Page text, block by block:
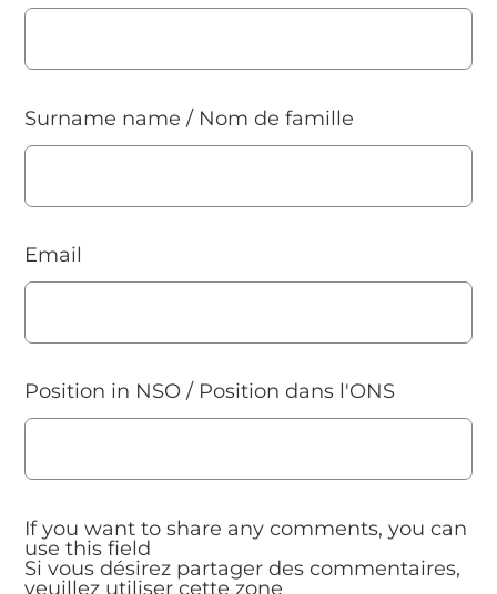
Surname name / Nom de famille
Email
Position in NSO / Position dans l'ONS
If you want to share any comments, you can
use this field
Si vous désirez partager des commentaires,
veuillez utiliser cette zone